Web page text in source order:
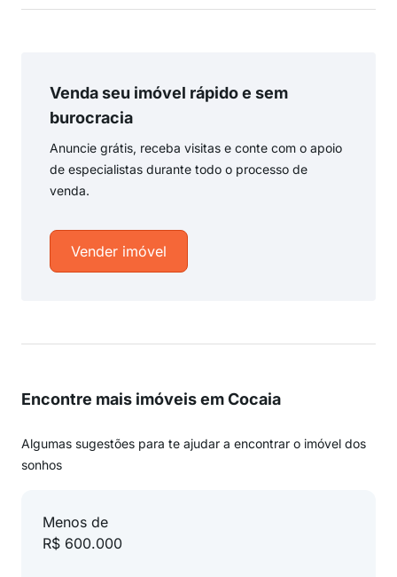
Venda seu imóvel rápido e sem
burocracia
Anuncie grátis, receba visitas e conte com o apoio
de especialistas durante todo o processo de
venda.
Vender imóvel
Encontre mais imóveis em Cocaia
Algumas sugestões para te ajudar a encontrar o imóvel dos
sonhos
Menos de
R$ 600.000